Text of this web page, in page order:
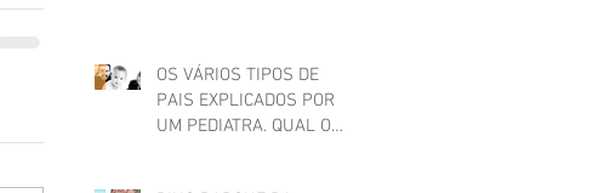
OS VÁRIOS TIPOS DE
PAIS EXPLICADOS POR
UM PEDIATRA. QUAL O